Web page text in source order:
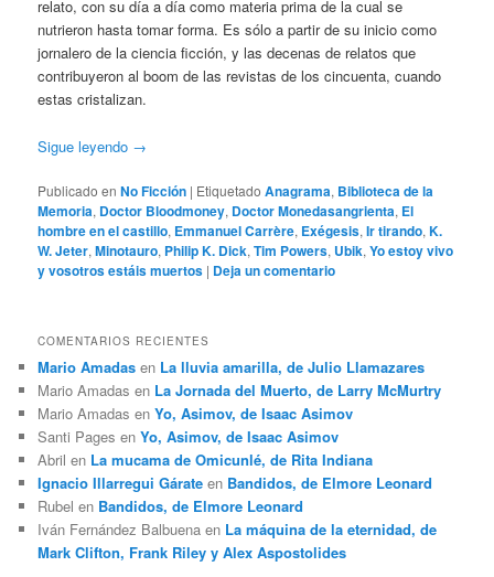
relato, con su día a día como materia prima de la cual se
nutrieron hasta tomar forma. Es sólo a partir de su inicio como
jornalero de la ciencia ficción, y las decenas de relatos que
contribuyeron al boom de las revistas de los cincuenta, cuando
estas cristalizan.
Sigue leyendo →
Publicado en No Ficción | Etiquetado Anagrama, Biblioteca de la
Memoria, Doctor Bloodmoney, Doctor Monedasangrienta, El
hombre en el castillo, Emmanuel Carrère, Exégesis,Ir tirando,K.
W. Jeter,Minotauro, Philip K. Dick,Tim Powers, Ubik,Yo estoy vivo
y vosotros estáis muertos | Deja un comentario
COMENTARIOS RECIENTES
Mario Amadas en La lluvia amarilla, de Julio Llamazares
Mario Amadas en La Jornada del Muerto, de Larry McMurtry
Mario Amadas enYo, Asimov, de Isaac Asimov
Santi Pages enYo, Asimov, de Isaac Asimov
Abril en La mucama de Omicunlé, de Rita Indiana
Ignacio Illarregui Gárate en Bandidos, de Elmore Leonard
Rubel en Bandidos, de Elmore Leonard
Iván Fernández Balbuena en La máquina de la eternidad, de
Mark Clifton, Frank Riley y Alex Aspostolides